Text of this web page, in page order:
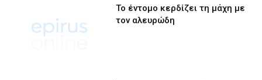
Το έντομο κερδίζει τη μάχη με
τον αλευρώδη